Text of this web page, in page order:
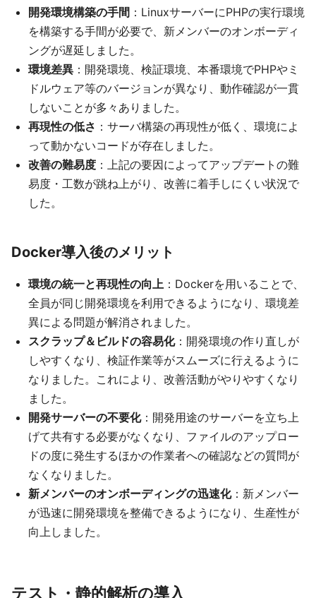
開発環境構築の手間 ：LinuxサーバーにPHPの実行環境
を構築する手間が必要で、新メンバーのオンボーディ
ングが遅延しました。
環境差異 ：開発環境、検証環境、本番環境でPHPやミ
ドルウェア等のバージョンが異なり、動作確認が一貫
しないことが多々ありました。
再現性の低さ ：サーバ構築の再現性が低く、環境によ
って動かないコードが存在しました。
改善の難易度 ：上記の要因によってアップデートの難
易度・工数が跳ね上がり、改善に着手しにくい状況で
した。
Docker導入後のメリット
環境の統一と再現性の向上 ：Dockerを用いることで、
全員が同じ開発環境を利用できるようになり、環境差
異による問題が解消されました。
スクラップ＆ビルドの容易化：開発環境の作り直しが
しやすくなり、検証作業等がスムーズに行えるように
なりました。これにより、改善活動がやりやすくなり
ました。
開発サーバーの不要化：開発用途のサーバーを立ち上
げて共有する必要がなくなり、ファイルのアップロー
ドの度に発生するほかの作業者への確認などの質問が
なくなりました。
新メンバーのオンボーディングの迅速化：新メンバー
が迅速に開発環境を整備できるようになり、生産性が
向上しました。
テスト・静的解析の導入